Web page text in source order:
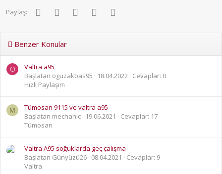
Paylaş: FacebookTwitter PinterestWhatsApp
Benzer Konular
O
Valtra a95
Başlatan oguzakbas95
18.04.2022 Cevaplar: 0
Hızlı Paylaşım
M
Tümosan 9115 ve valtra a95
Başlatan mechanic
19.06.2021
Cevaplar: 17
Tümosan
Valtra A95 soğuklarda geç çalışma
Başlatan Günyüzü26 08.04.2021
Cevaplar: 9
Valtra